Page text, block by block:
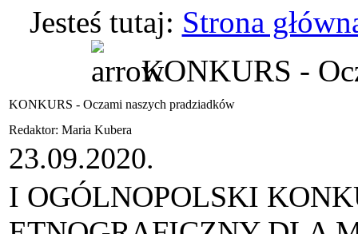
Jesteś tutaj: Strona
KONKURS -
KONKURS - Oczami naszych pradziadków
Redaktor: Maria Kubera
23.09.2020.
I OGÓLNOPOLSKI